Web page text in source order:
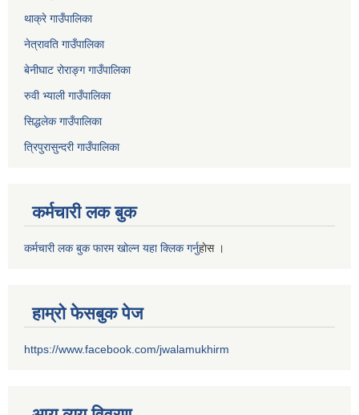
थाक्रे गाउँपालिका
नेत्रावति गाउँपालिका
बेनीघाट रोराङ्ग गाउँपालिका
रुवी भ्याली गाउँपालिका
सिद्धलेक गाउँपालिका
त्रिपुरासुन्दरी गाउँपालिका
कर्मचारी लक बुक
कर्मचारी लक बुक फारम खोल्न यहा क्लिक गर्नुहाेस ।
हाम्रो फेसबुक पेज
https://www.facebook.com/jwalamukhirm